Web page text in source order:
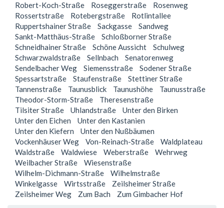
Robert-Koch-Straße
Roseggerstraße
Rosenweg
Rossertstraße
Rotebergstraße
Rotlintallee
Ruppertshainer Straße
Sackgasse
Sandweg
Sankt-Matthäus-Straße
Schloßborner Straße
Schneidhainer Straße
Schöne Aussicht
Schulweg
Schwarzwaldstraße
Sellnbach
Senatorenweg
Sendelbacher Weg
Siemensstraße
Sodener Straße
Spessartstraße
Staufenstraße
Stettiner Straße
Tannenstraße
Taunusblick Taunushöhe
Taunusstraße
Theodor-Storm-Straße
Theresenstraße
Tilsiter Straße
Uhlandstraße
Unter den Birken
Unter den Eichen
Unter den Kastanien
Unter den Kiefern
Unter den Nußbäumen
Vockenhäuser Weg
Von-Reinach-Straße
Waldplateau
Waldstraße
Waldwiese Weberstraße
Wehrweg
Weilbacher Straße
Wiesenstraße
Wilhelm-Dichmann-Straße
Wilhelmstraße
Winkelgasse
Wirtsstraße
Zeilsheimer Straße
Zeilsheimer Weg
Zum Bach Zum Gimbacher Hof